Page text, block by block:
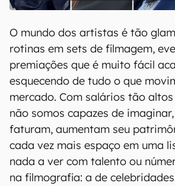
O mundo dos artistas é tão
rotinas em sets de filmagem,
premiações que é muito fácil
esquecendo de tudo o que
mercado. Com salários tão
não somos capazes de
faturam, aumentam seu
cada vez mais espaço em uma
nada a ver com talento ou
na filmografia: a de